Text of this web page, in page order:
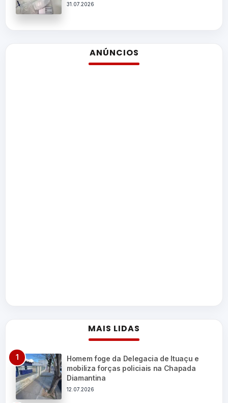
31.07.2026
ANÚNCIOS
MAIS LIDAS
Homem foge da Delegacia de Ituaçu e
mobiliza forças policiais na Chapada
Diamantina
12.07.2026